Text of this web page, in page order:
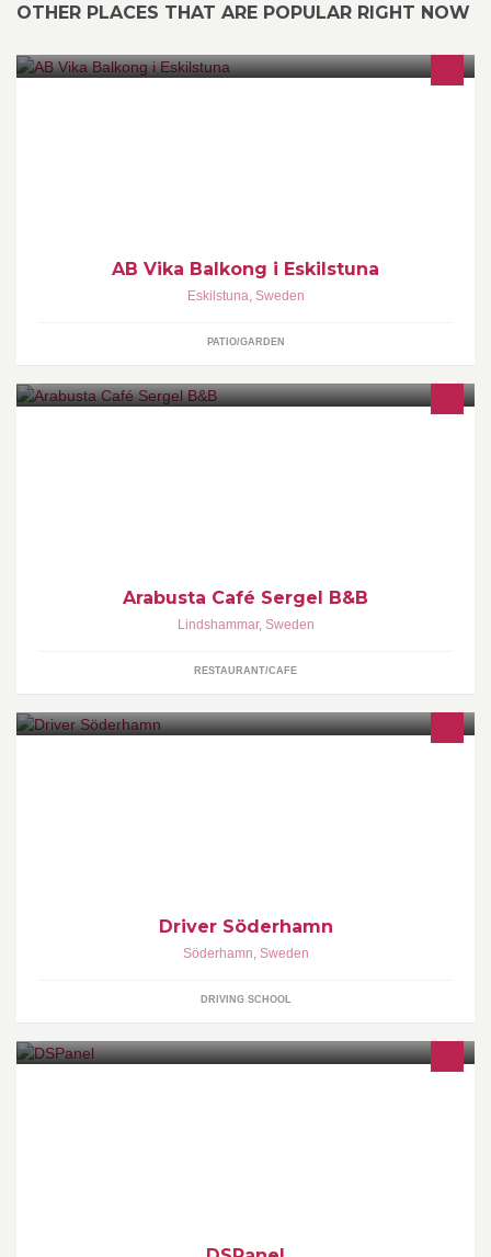
OTHER PLACES THAT ARE POPULAR RIGHT NOW
AB Vika Balkong i Eskilstuna
Eskilstuna, Sweden
PATIO/GARDEN
Arabusta Café Sergel B&B
Lindshammar, Sweden
RESTAURANT/CAFE
Driver Söderhamn
Söderhamn, Sweden
DRIVING SCHOOL